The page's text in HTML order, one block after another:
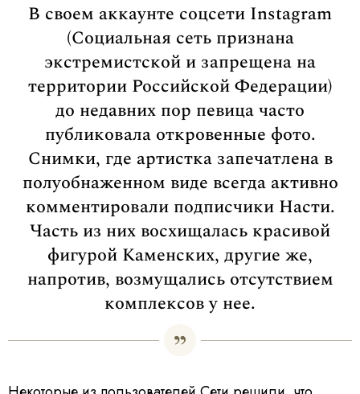
В своем аккаунте соцсети Instagram
(Социальная сеть признана
экстремистской и запрещена на
территории Российской Федерации)
до недавних пор певица часто
публиковала откровенные фото.
Снимки, где артистка запечатлена в
полуобнаженном виде всегда активно
комментировали подписчики Насти.
Часть из них восхищалась красивой
фигурой Каменских, другие же,
напротив, возмущались отсутствием
комплексов у нее.